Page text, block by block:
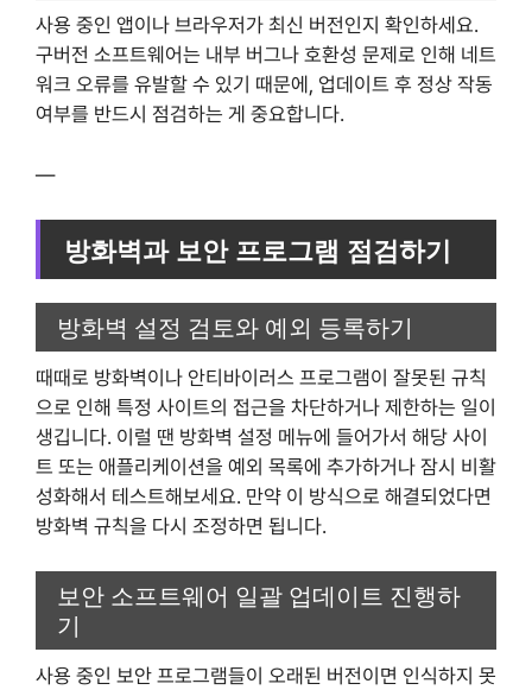
사용 중인 앱이나 브라우저가 최신 버전인지 확인하세요.
구버전 소프트웨어는 내부 버그나 호환성 문제로 인해 네트
워크 오류를 유발할 수 있기 때문에, 업데이트 후 정상 작동
여부를 반드시 점검하는 게 중요합니다.
—
방화벽과 보안 프로그램 점검하기
방화벽 설정 검토와 예외 등록하기
때때로 방화벽이나 안티바이러스 프로그램이 잘못된 규칙
으로 인해 특정 사이트의 접근을 차단하거나 제한하는 일이
생깁니다. 이럴 땐 방화벽 설정 메뉴에 들어가서 해당 사이
트 또는 애플리케이션을 예외 목록에 추가하거나 잠시 비활
성화해서 테스트해보세요. 만약 이 방식으로 해결되었다면
방화벽 규칙을 다시 조정하면 됩니다.
보안 소프트웨어 일괄 업데이트 진행하
기
사용 중인 보안 프로그램들이 오래된 버전이면 인식하지 못